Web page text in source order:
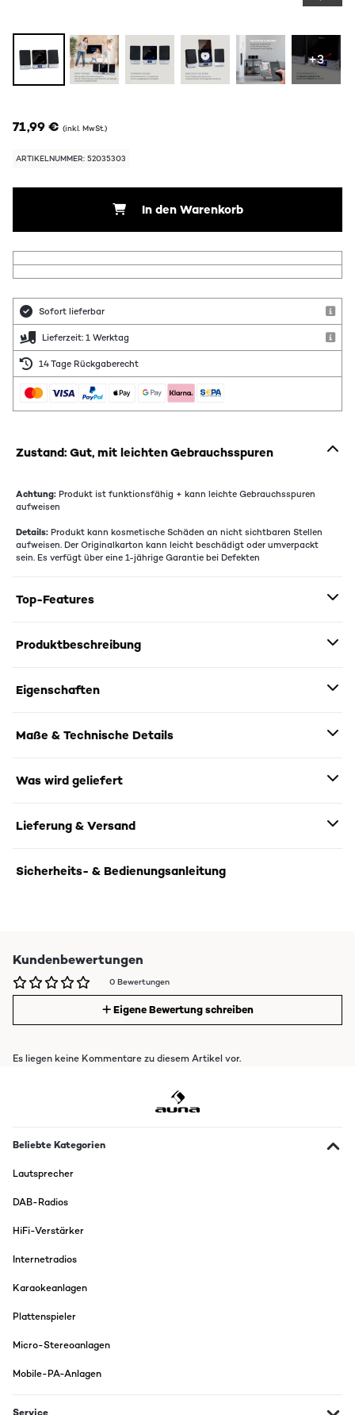
+3
71,99 € (inkl. MwSt.)
ARTIKELNUMMER: 52035303
In den Warenkorb
Sofort lieferbar
Lieferzeit: 1 Werktag
14 Tage Rückgaberecht
Zustand: Gut, mit leichten Gebrauchsspuren
Achtung: Produkt ist funktionsfähig + kann leichte Gebrauchsspuren
aufweisen
Details: Produkt kann kosmetische Schäden an nicht sichtbaren Stellen
aufweisen. Der Originalkarton kann leicht beschädigt oder umverpackt
sein. Es verfügt über eine 1-jährige Garantie bei Defekten
Top-Features
Produktbeschreibung
Eigenschaften
Maße & Technische Details
Was wird geliefert
Lieferung & Versand
Sicherheits- & Bedienungsanleitung
Kundenbewertungen
0 Bewertungen
Eigene Bewertung schreiben
Es liegen keine Kommentare zu diesem Artikel vor.
Beliebte Kategorien
Lautsprecher
DAB-Radios
HiFi-Verstärker
Internetradios
Karaokeanlagen
Plattenspieler
Micro-Stereoanlagen
Mobile-PA-Anlagen